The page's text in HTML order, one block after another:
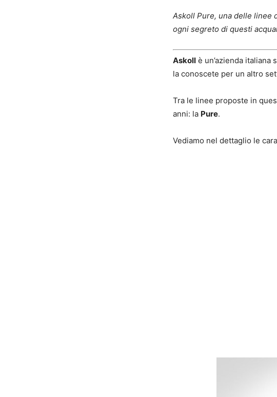
Askoll Pure, una delle linee
ogni segreto di questi
Askoll è un’azienda
la conoscete per un altro
Tra le linee proposte in
anni: la Pure.
Vediamo nel dettaglio le